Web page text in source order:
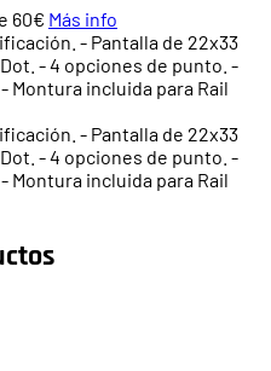
60€ Más info
- Pantalla de 22x33
- 4 opciones de punto. -
Montura incluida para Rail
- Pantalla de 22x33
- 4 opciones de punto. -
Montura incluida para Rail